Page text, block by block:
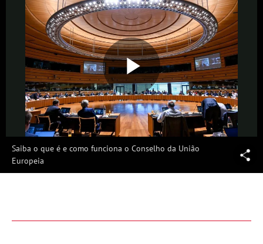
Vídeo
Saiba o que é e como funciona o Conselho da União
Europeia